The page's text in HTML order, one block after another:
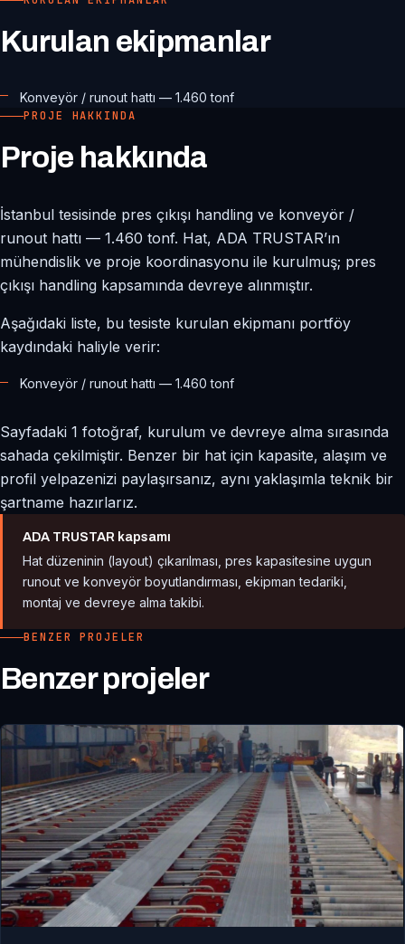
Kurulan ekipmanlar
Konveyör / runout hattı — 1.460 tonf
PROJE HAKKINDA
Proje hakkında
İstanbul tesisinde pres çıkışı handling ve konveyör /
runout hattı — 1.460 tonf. Hat, ADA TRUSTAR’ın
mühendislik ve proje koordinasyonu ile kurulmuş; pres
çıkışı handling kapsamında devreye alınmıştır.
Aşağıdaki liste, bu tesiste kurulan ekipmanı portföy
kaydındaki haliyle verir:
Konveyör / runout hattı — 1.460 tonf
Sayfadaki 1 fotoğraf, kurulum ve devreye alma sırasında
sahada çekilmiştir. Benzer bir hat için kapasite, alaşım ve
profil yelpazenizi paylaşırsanız, aynı yaklaşımla teknik bir
şartname hazırlarız.
ADA TRUSTAR kapsamı
Hat düzeninin (layout) çıkarılması, pres kapasitesine uygun
runout ve konveyör boyutlandırması, ekipman tedariki,
montaj ve devreye alma takibi.
BENZER PROJELER
Benzer projeler